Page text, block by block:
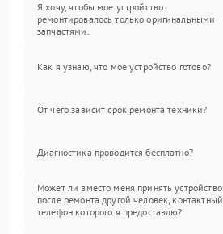
Я хочу, чтобы мое устройство
ремонтировалось только оригинальными
запчастями.
Как я узнаю, что мое устройство готово?
От чего зависит срок ремонта техники?
Диагностика проводится бесплатно?
Может ли вместо меня принять устройство
после ремонта другой человек, контактный
телефон которого я предоставлю?